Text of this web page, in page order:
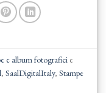
e album fotograficie
, SaalDigitalItaly, Stampe